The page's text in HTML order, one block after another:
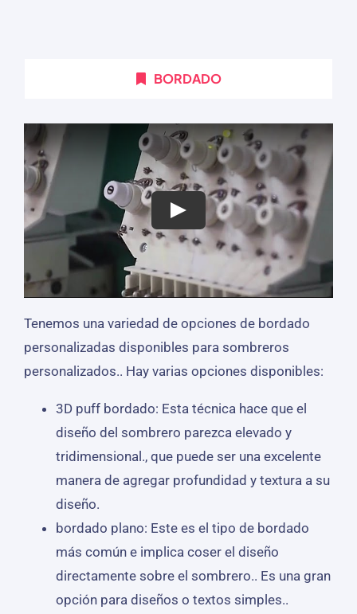
BORDADO
Tenemos una variedad de opciones de bordado
personalizadas disponibles para sombreros
personalizados.. Hay varias opciones disponibles:
3D puff bordado: Esta técnica hace que el
diseño del sombrero parezca elevado y
tridimensional., que puede ser una excelente
manera de agregar profundidad y textura a su
diseño.
bordado plano: Este es el tipo de bordado
más común e implica coser el diseño
directamente sobre el sombrero.. Es una gran
opción para diseños o textos simples..